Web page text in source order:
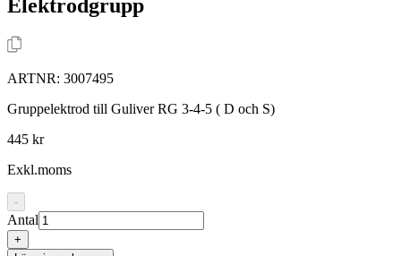
Elektrodgrupp
ARTNR: 3007495
Gruppelektrod till Guliver RG 3-4-5 ( D och S)
445 kr
Exkl.moms
-
Antal
+